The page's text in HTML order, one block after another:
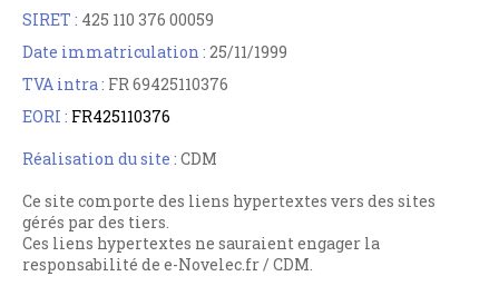
SIRET : 425 110 376 00059
Date immatriculation : 25/11/1999
TVA intra : FR 69425110376
EORI : FR425110376
Réalisation du site : CDM
Ce site comporte des liens hypertextes vers des sites
gérés par des tiers.
Ces liens hypertextes ne sauraient engager la
responsabilité de e-Novelec.fr / CDM.